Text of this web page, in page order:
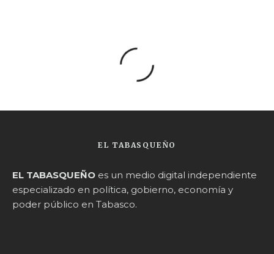
EL TABASQUEÑO
EL TABASQUEÑO es un medio digital independiente
especializado en política, gobierno, economía y
poder público en Tabasco.